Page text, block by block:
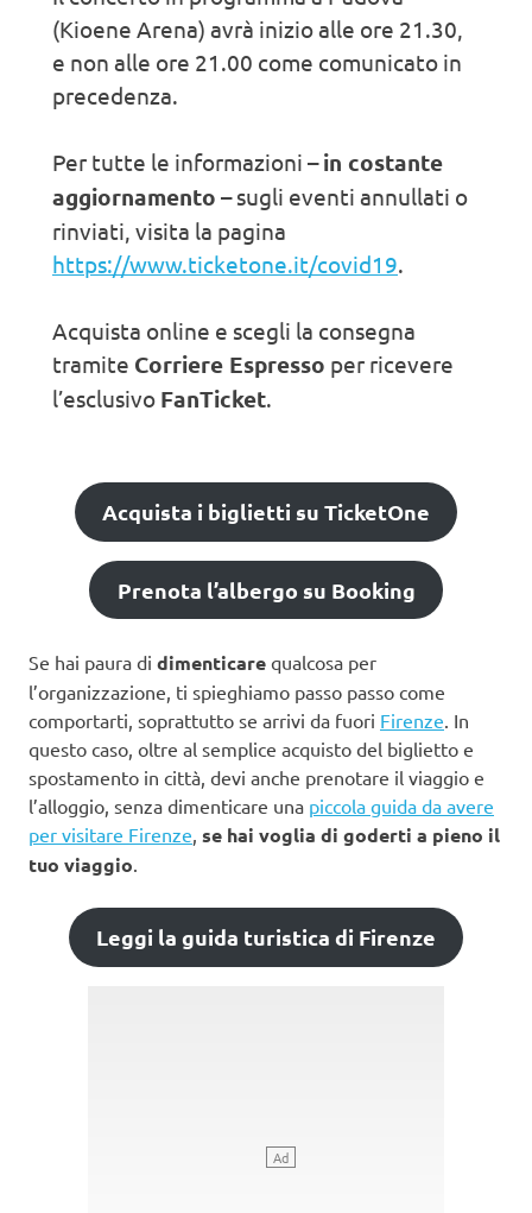
(Kioene Arena) avrà inizio alle ore 21.30,
e non alle ore 21.00 come comunicato in
precedenza.
Per tutte le informazioni –in costante
aggiornamento – sugli eventi annullati o
rinviati, visita la pagina
https://www.ticketone.it/covid19.
Acquista online e scegli la consegna
tramite Corriere Espresso per ricevere
l’esclusivo FanTicket.
Acquista i biglietti su TicketOne
Prenota l’albergo su Booking
Se hai paura di dimenticare qualcosa per
l’organizzazione, ti spieghiamo passo passo come
comportarti, soprattutto se arrivi da fuori Firenze. In
questo caso, oltre al semplice acquisto del biglietto e
spostamento in città, devi anche prenotare il viaggio e
l’alloggio, senza dimenticare una piccola guida da avere
per visitare Firenze, se hai voglia di goderti a pieno il
tuo viaggio.
Leggi la guida turistica di Firenze